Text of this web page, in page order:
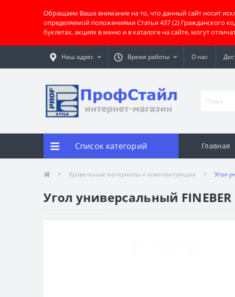
Обращаем Ваше внимание на то, что данный сайт носит
определяемой положениями Статьи 437 (2) Гражданского
буклетах, акциях в меню и в каталоге на сайте, могут
Наш адрес Время работы О нас
Список категорий Главная
Кровельные материалы и комплектующие Угол
Угол универсальный FINEBER